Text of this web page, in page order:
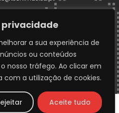
privacidade
a sua experiência de
ou conteúdos
nosso tráfego. Ao clicar em
com a utilização de cookies.
Aceite tudo
os direitos reservados a
bywww.codigofonte.pt